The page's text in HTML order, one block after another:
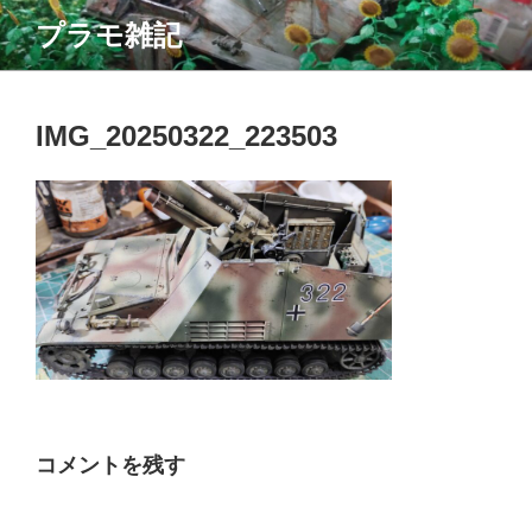
コ
ン
テ
プラモ雑記
IMG_20250322_223503
コメントを残す